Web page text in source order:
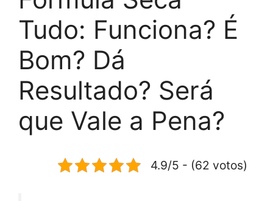
Tudo: Funciona? É
Bom? Dá
Resultado? Será
que Vale a Pena?
4.9/5 - (62 votos)